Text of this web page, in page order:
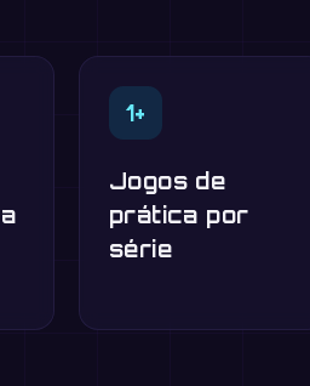
1+
Jogos de
prática por
série